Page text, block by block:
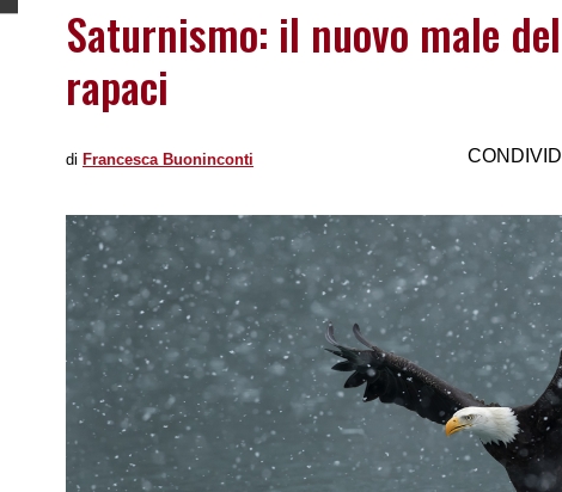
Saturnismo: il nuovo male
rapaci
di Francesca Buoninconti CONDIVIDI